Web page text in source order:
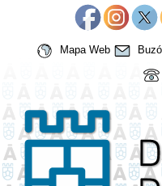
Mapa Web